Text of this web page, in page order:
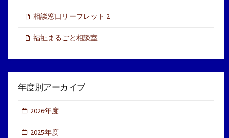
相談窓口リーフレット 2
福祉まるごと相談室
年度別アーカイブ
2026年度
2025年度